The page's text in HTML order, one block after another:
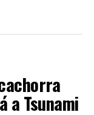
a Tsunami